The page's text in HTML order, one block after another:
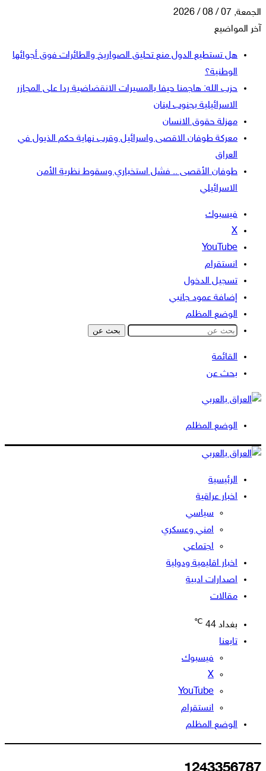
الجمعة, 07 / 08 / 2026
آخر المواضيع
هل تستطيع الدول منع تحليق الصواريخ والطائرات فوق أجوائها
الوطنية؟
حزب الله: هاجمنا حيفا بالمسيرات الانقضاضية ردا على المجازر
الاسرائيلية بجنوب لبنان
مهزلة حقوق الانسان
معركة طوفان الاقصى واسرائيل وقرب نهاية حكم الذيول في
العراق
طوفان الأقصى .. فشل استخباري وسقوط نظرية الأمن
الاسرائيلي
فيسبوك
‫X
‫YouTube
انستقرام
تسجيل الدخول
إضافة عمود جانبي
الوضع المظلم
بحث عن
القائمة
بحث عن
الوضع المظلم
الرئيسية
اخبار عراقية
سياسي
امني وعسكري
اجتماعي
اخبار اقليمية ودولية
اصدارات ادبية
مقالات
بغداد 44
℃
تابعنا
فيسبوك
‫X
‫YouTube
انستقرام
الوضع المظلم